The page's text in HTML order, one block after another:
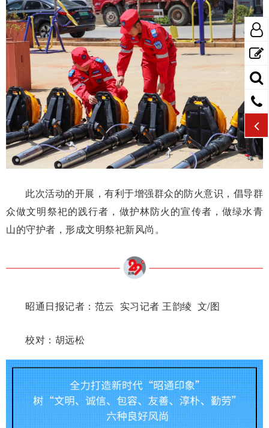
此次活动的开展，有利于增强群众的防火意识，倡导群
众做文明祭祀的践行者，做护林防火的宣传者，做绿水青
山的守护者，形成文明祭祀新风尚。
昭通日报记者：范云 实习记者 王韵绫 文/图
校对：胡远松